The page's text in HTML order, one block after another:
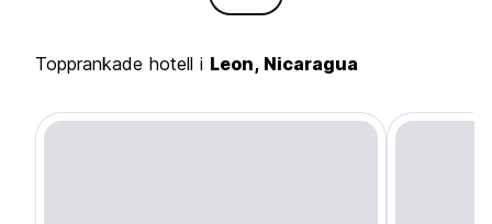
Topprankade hotell i Leon, Nicaragua